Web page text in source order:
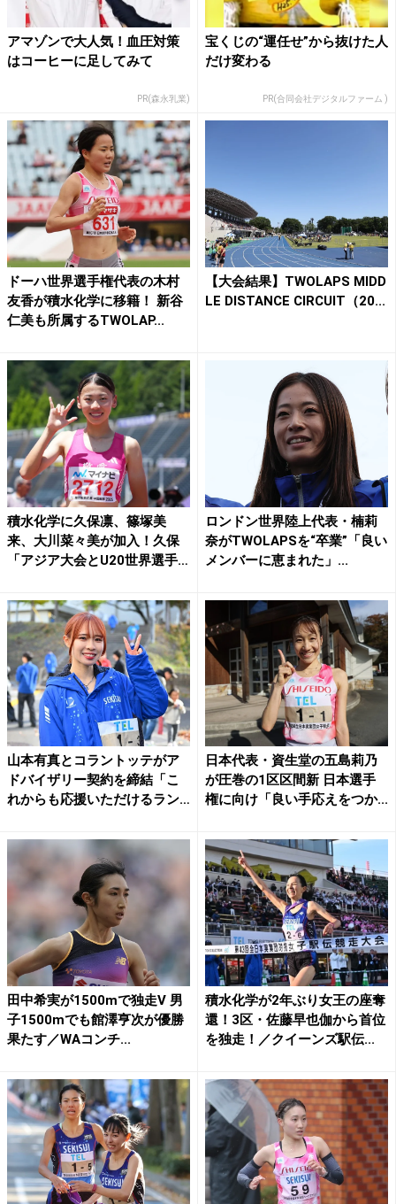
アマゾンで大人気！血圧対策
はコーヒーに足してみて
PR(森永乳業)
宝くじの“運任せ”から抜けた人
だけ変わる
PR(合同会社デジタルファーム )
ドーハ世界選手権代表の木村
友香が積水化学に移籍！ 新谷
仁美も所属するTWOLAP...
【大会結果】TWOLAPS MIDD
LE DISTANCE CIRCUIT（20...
積水化学に久保凛、篠塚美
来、大川菜々美が加入！久保
「アジア大会とU20世界選手
ロンドン世界陸上代表・楠莉
奈がTWOLAPSを“卒業”「良い
メンバーに恵まれた」...
山本有真とコラントッテがア
ドバイザリー契約を締結「こ
れからも応援いただけるラン
日本代表・資生堂の五島莉乃
が圧巻の1区区間新 日本選手
権に向け「良い手応えをつか...
田中希実が1500mで独走V 男
子1500mでも館澤亨次が優勝
果たす／WAコンチ...
積水化学が2年ぶり女王の座奪
還！3区・佐藤早也伽から首位
を独走！／クイーンズ駅伝...